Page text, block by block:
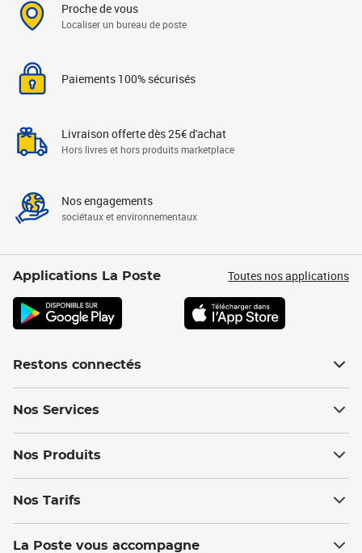
Proche de vous
Localiser un bureau de poste
Paiements 100% sécurisés
Livraison offerte dès 25€ d'achat
Hors livres et hors produits marketplace
Nos engagements
sociétaux et environnementaux
Applications La Poste Toutes nos applications
Restons connectés
Nos Services
Nos Produits
Nos Tarifs
La Poste vous accompagne